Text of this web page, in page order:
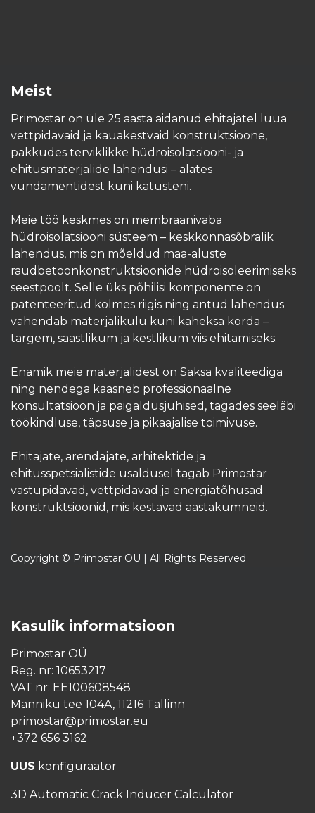
Meist
Primostar on üle 25 aasta aidanud ehitajatel luua
vettpidavaid ja kauakestvaid konstruktsioone,
pakkudes terviklikke hüdroisolatsiooni- ja
ehitusmaterjalide lahendusi – alates
vundamentidest kuni katusteni.
Meie töö keskmes on membraanivaba
hüdroisolatsiooni süsteem – keskkonnasõbralik
lahendus, mis on mõeldud maa-aluste
raudbetoonkonstruktsioonide hüdroisoleerimiseks
seestpoolt. Selle üks põhilisi komponente on
patenteeritud kolmes riigis ning antud lahendus
vähendab materjalikulu kuni kaheksa korda –
targem, säästlikum ja kestlikum viis ehitamiseks.
Enamik meie materjalidest on Saksa kvaliteediga
ning nendega kaasneb professionaalne
konsultatsioon ja paigaldusjuhised, tagades seeläbi
töökindluse, täpsuse ja pikaajalise toimivuse.
Ehitajate, arendajate, arhitektide ja
ehitusspetsialistide usaldusel tagab Primostar
vastupidavad, vettpidavad ja energiatõhusad
konstruktsioonid, mis kestavad aastakümneid.​
Copyright © Primostar OÜ | All Rights Reserved
Kasulik informatsioon
Primostar OÜ
Reg. nr: 10653217
VAT nr: EE100608548
Männiku tee 104A, 11216 Tallinn
primostar@primostar.eu
+372 656 3162
UUS konfiguraator
3D Automatic Crack Inducer Calculator